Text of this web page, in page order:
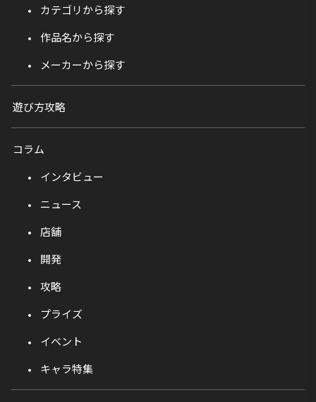
カテゴリから探す
作品名から探す
メーカーから探す
遊び方攻略
コラム
インタビュー
ニュース
店舗
開発
攻略
プライズ
イベント
キャラ特集